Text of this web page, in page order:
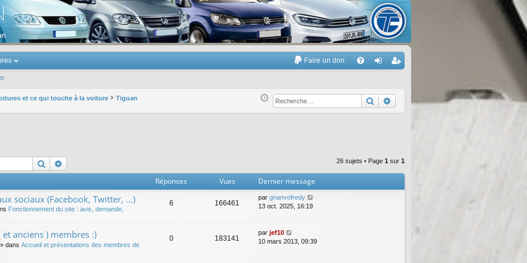
Touran
Faire un don
Q ne
xi
nr
eg
r
et ce qui touche à la voiture Tiguan Rechercher
Recherche avancée
Rechercher 26 sujets • Page 1 sur 1
Réponses Vues Dernier message
sociaux (Facebook, Twitter, ...)
Fonctionnement du site : avis, demande,
6 166461
par gnanvofredy
13 oct. 2025, 16:19
anciens ) membres :)
» dans Accueil et présentations des membres de
0 183141
par jef10
10 mars 2013, 09:39